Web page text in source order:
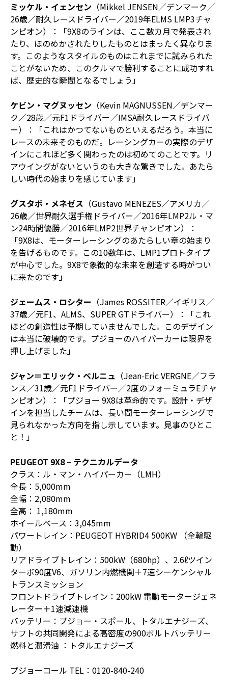
ミッケル・イェンセン （Mikkel JENSEN／デンマーク／
26歳／耐久レースドライバー／2019年ELMS LMP3チャ
ンピオン）：「9X8のラインは、ここ数カ月で発表され
たり、ほのめかされたりしたものとはまったく異なりま
す。このようなスタイルのものはこれまでに試みられた
ことがないため、このクルマで勝利することに成功すれ
ば、歴史的な瞬間となるでしょう」
ケビン・マグヌッセン （Kevin MAGNUSSEN／デンマー
ク／28歳／元F1ドライバー／IMSA耐久レースドライバ
ー）：「これはかつてないものといえるだろう。本当に
レースの未来そのものだ。レーシングカーの実際のデザ
インにこれほど多く関わったのは初めてのことです。リ
アウイングがないというのも大きな驚きでした。あたら
しい時代の始まりを感じています」
グスタボ・メネゼス （Gustavo MENEZES／アメリカ／
26歳／世界耐久選手権ドライバー／2016年LMP2ル・マ
ン24時間優勝／2016年LMP2世界チャンピオン）：
「9X8は、モーターレーシングのあたらしい章の始まり
を告げるものです。この10数年は、LMP1プロトタイプ
が中心でした。9X8で象徴的な未来を創造する時がつい
に来たのです」
ジェームス・ロシター （James ROSSITER／イギリス／
37歳／元F1、ALMS、SUPER GTドライバー）：「これ
ほどの創造性は予期していませんでした。このデザイン
は本当に破壊的です。プジョーのハイパーカーは限界を
押し上げました」
ジャン＝エリック・ベルニュ （Jean-Eric VERGNE／フラ
ンス／31歳／元F1ドライバー／2度のフォーミュラEチャ
ンピオン）：「プジョー 9X8は革命的です。設計・デザ
インを担当したチームは、長い間モーターレーシングで
見られなかった方向を指し示しています。見事のひとこ
と！」
PEUGEOT 9X8 – テクニカルデータ
クラス：ル・マン・ハイパーカー（LMH）
全長：5,000mm
全幅：2,080mm
全高： 1,180mm
ホイールベース：3,045mm
パワートレイン：PEUGEOT HYBRID4 500KW （全輪駆
動）
リアドライブトレイン：500kW（680hp）、2.6ℓツイン
ターボ90度V6、ガソリン内燃機関＋7速シーケンシャル
トランスミッション
フロントドライブトレイン：200kW 電動モータージェネ
レーター＋1速減速機
バッテリー：プジョー・スポール、トタルエナジーズ、
サフトの共同開発による高密度の900ボルトバッテリー
燃料と潤滑油 ：トタルエナジーズ
プジョーコール TEL：0120-840-240